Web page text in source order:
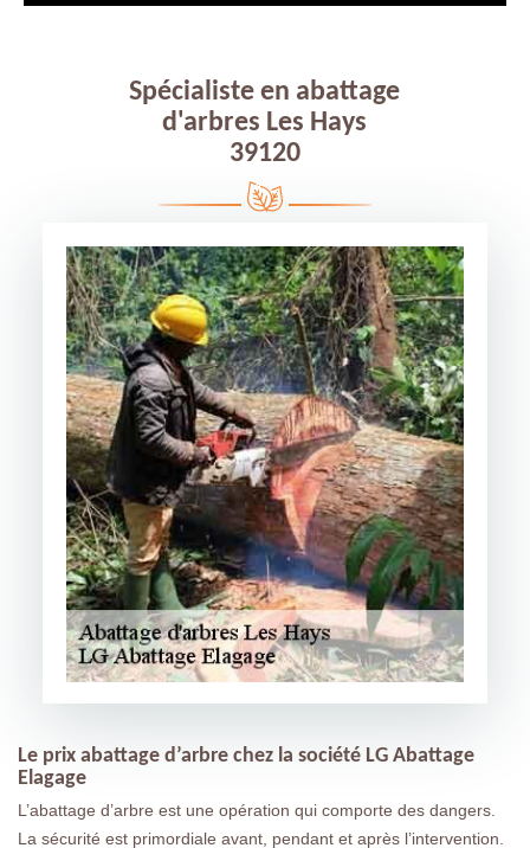
Spécialiste en abattage
d'arbres Les Hays
39120
Le prix abattage d’arbre chez la société LG Abattage
Elagage
L’abattage d’arbre est une opération qui comporte des dangers.
La sécurité est primordiale avant, pendant et après l’intervention.